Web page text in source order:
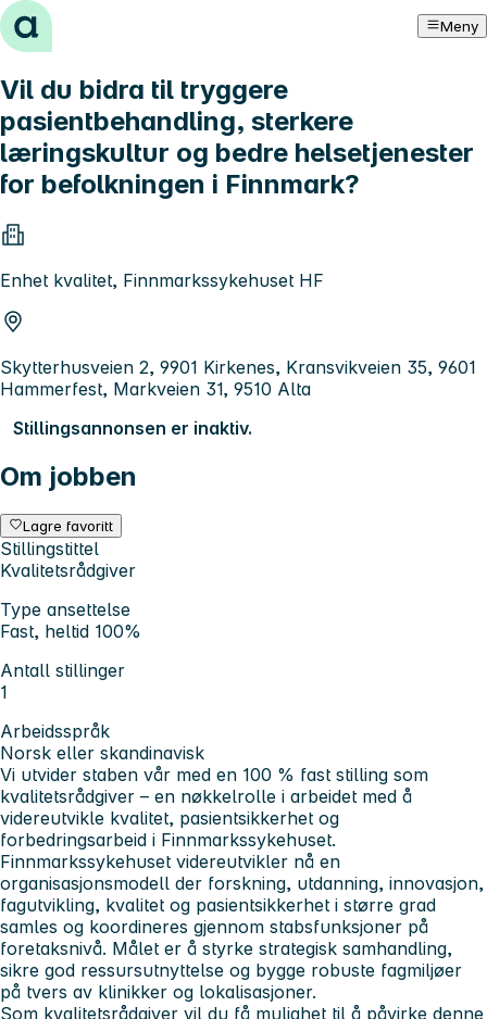
Hopp til innhold Meny
Vil du bidra til tryggere
pasientbehandling, sterkere
læringskultur og bedre helsetjenester
for befolkningen i Finnmark?
Enhet kvalitet, Finnmarkssykehuset HF
Skytterhusveien 2, 9901 Kirkenes, Kransvikveien 35, 9601
Hammerfest, Markveien 31, 9510 Alta
Stillingsannonsen er inaktiv.
Om jobben
Lagre favoritt
Stillingstittel
Kvalitetsrådgiver
Type ansettelse
Fast, heltid 100%
Antall stillinger
1
Arbeidsspråk
Norsk eller skandinavisk
Vi utvider staben vår med en 100 % fast stilling som
kvalitetsrådgiver – en nøkkelrolle i arbeidet med å
videreutvikle kvalitet, pasientsikkerhet og
forbedringsarbeid i Finnmarkssykehuset.
Finnmarkssykehuset videreutvikler nå en
organisasjonsmodell der forskning, utdanning, innovasjon,
fagutvikling, kvalitet og pasientsikkerhet i større grad
samles og koordineres gjennom stabsfunksjoner på
foretaksnivå. Målet er å styrke strategisk samhandling,
sikre god ressursutnyttelse og bygge robuste fagmiljøer
på tvers av klinikker og lokalisasjoner.
Som kvalitetsrådgiver vil du få mulighet til å påvirke denne